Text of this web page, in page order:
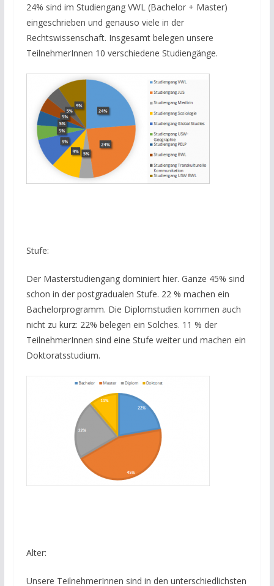
24% sind im Studiengang VWL (Bachelor + Master)
eingeschrieben und genauso viele in der
Rechtswissenschaft. Insgesamt belegen unsere
TeilnehmerInnen 10 verschiedene Studiengänge.
Stufe:
Der Masterstudiengang dominiert hier. Ganze 45% sind
schon in der postgradualen Stufe. 22 % machen ein
Bachelorprogramm. Die Diplomstudien kommen auch
nicht zu kurz: 22% belegen ein Solches. 11 % der
TeilnehmerInnen sind eine Stufe weiter und machen ein
Doktoratsstudium.
Alter:
Unsere TeilnehmerInnen sind in den unterschiedlichsten